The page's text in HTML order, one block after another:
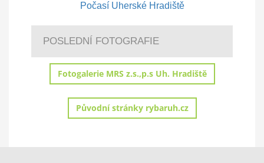
Počasí Uherské Hradiště
POSLEDNÍ FOTOGRAFIE
Fotogalerie MRS z.s.,p.s Uh. Hradiště
Původní stránky rybaruh.cz